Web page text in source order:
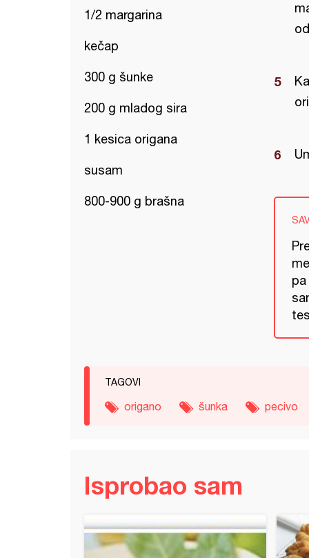
1/2 margarina
kečap
300 g šunke
200 g mladog sira
1 kesica origana
susam
800-900 g brašna
TAGOVI
origano šunka pecivo
Isprobao sam